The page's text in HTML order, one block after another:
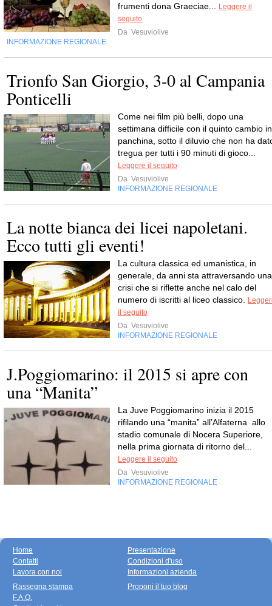
frumenti dona Graeciae...
Leggere il
seguito
Da Vesuviolive
INFORMAZIONE REGIONALE
Trionfo San Giorgio, 3-0 al Campania
Ponticelli
Come nei film più belli, dopo una
settimana difficile con il quinto cambio in
panchina, sotto il diluvio che non ha
tregua per tutti i 90 minuti di gioco...
Leggere il seguito
Da Vesuviolive
INFORMAZIONE REGIONALE
La notte bianca dei licei napoletani.
Ecco tutti gli eventi!
La cultura classica ed umanistica, in
generale, da anni sta attraversando una
crisi che si riflette anche nel calo del
numero di iscritti al liceo classico.
il seguito
Da Vesuviolive
INFORMAZIONE REGIONALE
J.Poggiomarino: il 2015 si apre con
una “Manita”
La Juve Poggiomarino inizia il 2015
rifilando una “manita” all’Alfaterna allo
stadio comunale di Nocera Superiore,
nella prima giornata di ritorno del...
Leggere il seguito
Da Vesuviolive
INFORMAZIONE REGIONALE
Home
Contatti
Lavora con noi
Presentazione
Condizioni d'uso
Informazioni azienda
Rassegna stampa
F.A.Q.
Proponi il tuo blog